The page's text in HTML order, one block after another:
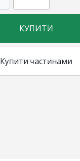
КУПИТИ
Купити частинами